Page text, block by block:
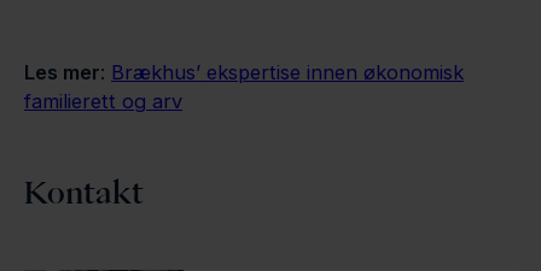
Les mer: Brækhus’ ekspertise innen økonomisk
familierett og arv
Kontakt